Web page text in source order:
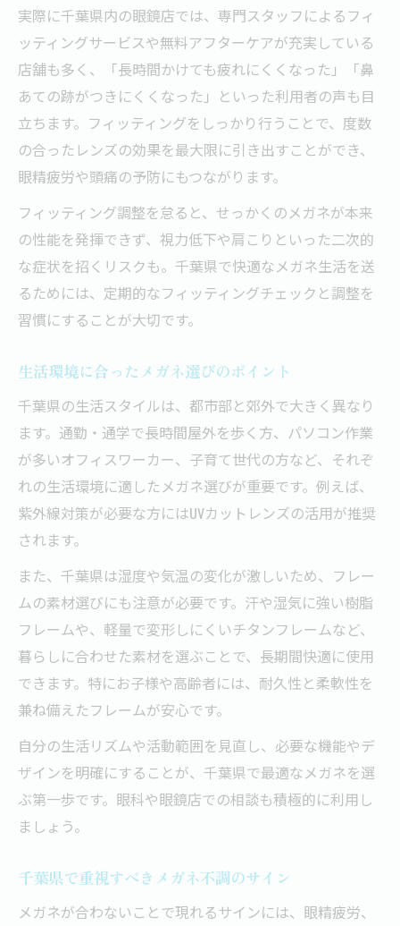
実際に千葉県内の眼鏡店では、専門スタッフによるフィ
ッティングサービスや無料アフターケアが充実している
店舗も多く、「長時間かけても疲れにくくなった」「鼻
あての跡がつきにくくなった」といった利用者の声も目
立ちます。フィッティングをしっかり行うことで、度数
の合ったレンズの効果を最大限に引き出すことができ、
眼精疲労や頭痛の予防にもつながります。
フィッティング調整を怠ると、せっかくのメガネが本来
の性能を発揮できず、視力低下や肩こりといった二次的
な症状を招くリスクも。千葉県で快適なメガネ生活を送
るためには、定期的なフィッティングチェックと調整を
習慣にすることが大切です。
生活環境に合ったメガネ選びのポイント
千葉県の生活スタイルは、都市部と郊外で大きく異なり
ます。通勤・通学で長時間屋外を歩く方、パソコン作業
が多いオフィスワーカー、子育て世代の方など、それぞ
れの生活環境に適したメガネ選びが重要です。例えば、
紫外線対策が必要な方にはUVカットレンズの活用が推奨
されます。
また、千葉県は湿度や気温の変化が激しいため、フレー
ムの素材選びにも注意が必要です。汗や湿気に強い樹脂
フレームや、軽量で変形しにくいチタンフレームなど、
暮らしに合わせた素材を選ぶことで、長期間快適に使用
できます。特にお子様や高齢者には、耐久性と柔軟性を
兼ね備えたフレームが安心です。
自分の生活リズムや活動範囲を見直し、必要な機能やデ
ザインを明確にすることが、千葉県で最適なメガネを選
ぶ第一歩です。眼科や眼鏡店での相談も積極的に利用し
ましょう。
千葉県で重視すべきメガネ不調のサイン
メガネが合わないことで現れるサインには、眼精疲労、